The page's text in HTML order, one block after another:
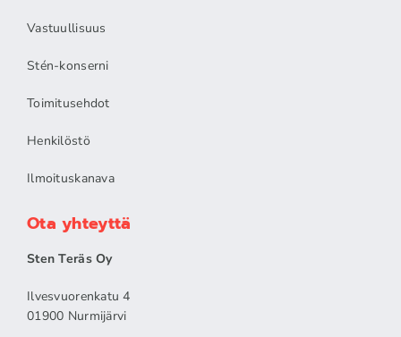
Vastuullisuus
Stén-konserni
Toimitusehdot
Henkilöstö
Ilmoituskanava
Ota yhteyttä
Sten Teräs Oy
Ilvesvuorenkatu 4
01900 Nurmijärvi